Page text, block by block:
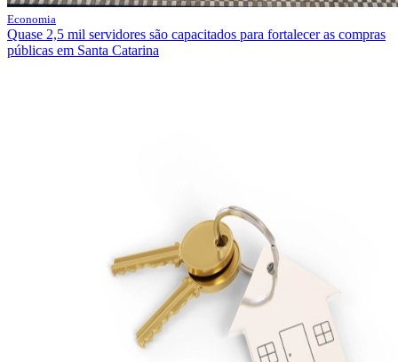
Economia
Quase 2,5 mil servidores são capacitados para fortalecer as compras
públicas em Santa Catarina